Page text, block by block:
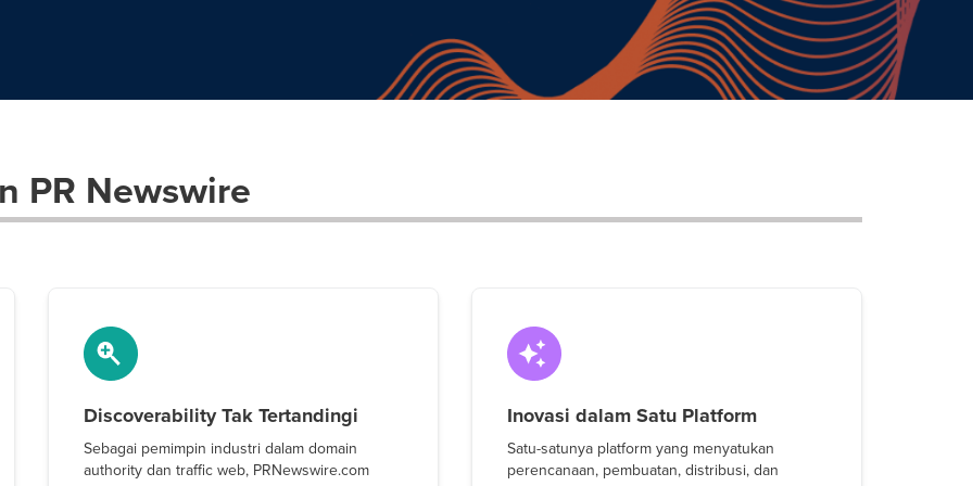
PR Newswire
Discoverability Tak Tertandingi
Sebagai pemimpin industri dalam domain
authority dan traffic web, PRNewswire.com
Inovasi dalam Satu Platform
Satu-satunya platform yang menyatukan
perencanaan, pembuatan, distribusi, dan